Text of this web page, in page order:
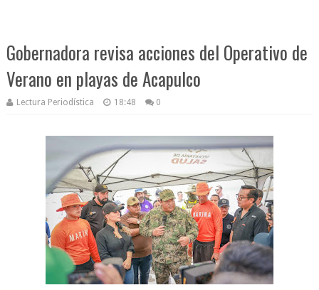
Gobernadora revisa acciones del Operativo de
Verano en playas de Acapulco
Lectura Periodística 18:48 0